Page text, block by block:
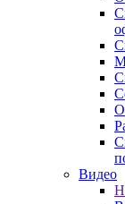
Видео